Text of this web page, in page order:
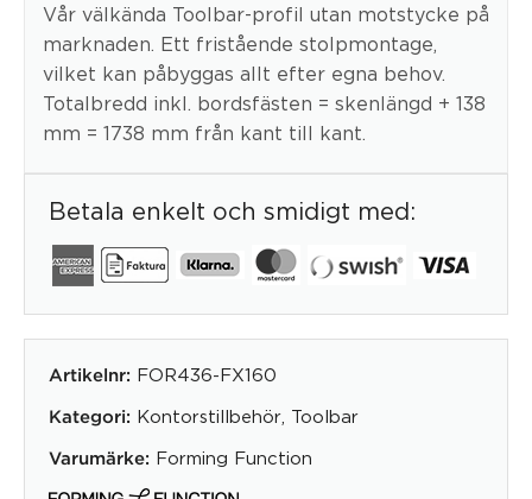
Vår välkända Toolbar-profil utan motstycke på
marknaden. Ett fristående stolpmontage,
vilket kan påbyggas allt efter egna behov.
Totalbredd inkl. bordsfästen = skenlängd + 138
mm = 1738 mm från kant till kant.
Betala enkelt och smidigt med:
Artikelnr: FOR436-FX160
Kategori: Kontorstillbehör Toolbar
Varumärke: Forming Function